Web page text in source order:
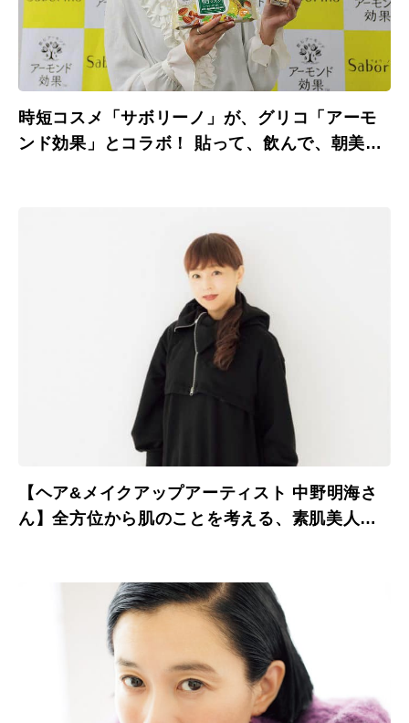
時短コスメ「サボリーノ」が、グリコ「アーモ
ンド効果」とコラボ！ 貼って、飲んで、朝美容
【ヘア&メイクアップアーティスト 中野明海さ
ん】全方位から肌のことを考える、素肌美人た